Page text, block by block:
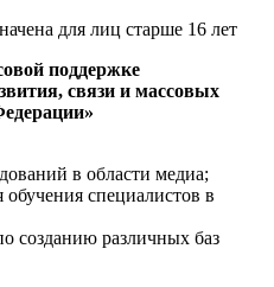
для лиц старше 16 лет
поддержке
связи и массовых
в области медиа;
специалистов в
созданию различных баз